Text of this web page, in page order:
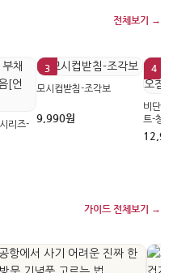
전체보기 →
리즈-
3
모시컵받침-조각보
9,990원
4
비단으
트-청색
가이드 전체보기 →